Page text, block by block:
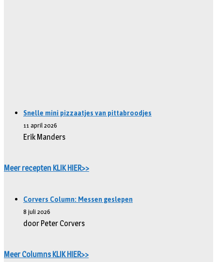
Snelle mini pizzaatjes van pittabroodjes
11 april 2026
Erik Manders
Meer recepten KLIK HIER>>
Corvers Column: Messen geslepen
8 juli 2026
door Peter Corvers
Meer Columns KLIK HIER>>